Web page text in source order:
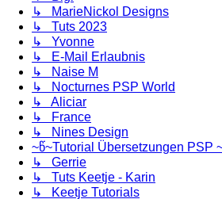
↳ MarieNickol Designs
↳ Tuts 2023
↳ Yvonne
↳ E-Mail Erlaubnis
↳ Naise M
↳ Nocturnes PSP World
↳ Aliciar
↳ France
↳ Nines Design
~წ~Tutorial Übersetzungen PSP
↳ Gerrie
↳ Tuts Keetje - Karin
↳ Keetje Tutorials